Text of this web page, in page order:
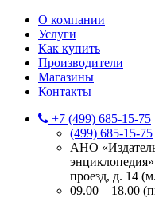
О компании
Услуги
Как купить
Производители
Магазины
Контакты
+7 (499) 685-15-75
(499) 685-15-75
АНО
проезд, д. 14
09.00 – 18.00